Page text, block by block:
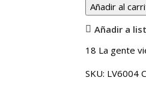
Añadir al
Añadir a
18 La gente
SKU: LV6004